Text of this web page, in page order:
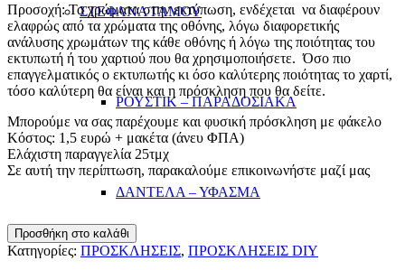
ΣΤΕΦΑΝΑ ΓΑΜΟΥ
ΡΟΥΣΤΙΚ – ΠΑΡΑΔΟΣΙΑΚΑ
ΔΑΝΤΕΛΑ – ΥΦΑΣΜΑ
Προσοχή: Τα χρώματα στην εκτύπωση, ενδέχεται να διαφέρουν
ελαφρώς από τα χρώματα της οθόνης, λόγω διαφορετικής
ανάλυσης χρωμάτων της κάθε οθόνης ή λόγω της ποιότητας του
εκτυπωτή ή του χαρτιού που θα χρησιμοποιήσετε. Όσο πιο
επαγγελματικός ο εκτυπωτής κι όσο καλύτερης ποιότητας το χαρτί,
τόσο καλύτερη θα είναι και η πρόσκληση που θα δείτε.
Μπορούμε να σας παρέχουμε και φυσική πρόσκληση με φάκελο
Κόστος: 1,5 ευρώ + μακέτα (άνευ ΦΠΑ)
Ελάχιστη παραγγελία 25τμχ
Σε αυτή την περίπτωση, παρακαλούμε επικοινωνήστε μαζί μας
ΠΡΟΣΚΛΗΣΗ
PAPER
Προσθήκη στο καλάθι
Κατηγορίες: ΠΡΟΣΚΛΗΣΕΙΣ, ΠΡΟΣΚΛΗΣΕΙΣ DIY